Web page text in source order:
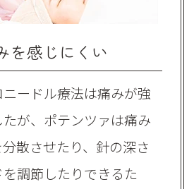
を感じにくい
ードル療法は痛みが強
が、ポテンツァは痛み
散させたり、針の深さ
調節したりできるた